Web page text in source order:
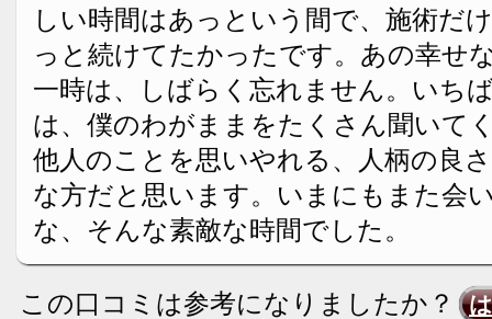
しい時間はあっという間で、施術だ
っと続けてたかったです。あの幸せ
一時は、しばらく忘れません。いち
は、僕のわがままをたくさん聞いて
他人のことを思いやれる、人柄の良
な方だと思います。いまにもまた会
な、そんな素敵な時間でした。
この口コミは参考になりましたか？